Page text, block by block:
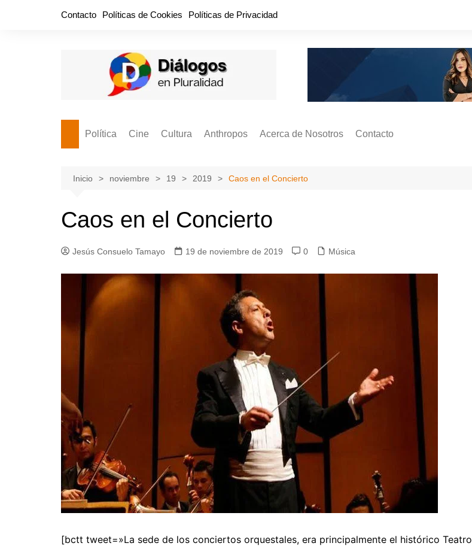
Contacto Políticas de Cookies Políticas de Privacidad
Política
Cabos Sueltos
Disruptor
El Cardenche
Guerra de Encuestas
Línea Dura
Cine
FILMOGRAFÍAS
Cultura
Crónica
Libros
Música
Poesía
Anthropos
Estadística
Hemeródromo
La vida Breve
Líderes inspiradores
Pedagogía Jurídica
REFLEXIONES
Tilde y tinta
Ya regresé
Acerca de Nosotros Contacto
Inicio noviembre 19 2019 Caos en el Concierto
Caos en el Concierto
Jesús Consuelo Tamayo 19 de noviembre de 2019 0 Música
[bctt tweet=»La sede de los conciertos orquestales, era principalmente el histórico Teatro